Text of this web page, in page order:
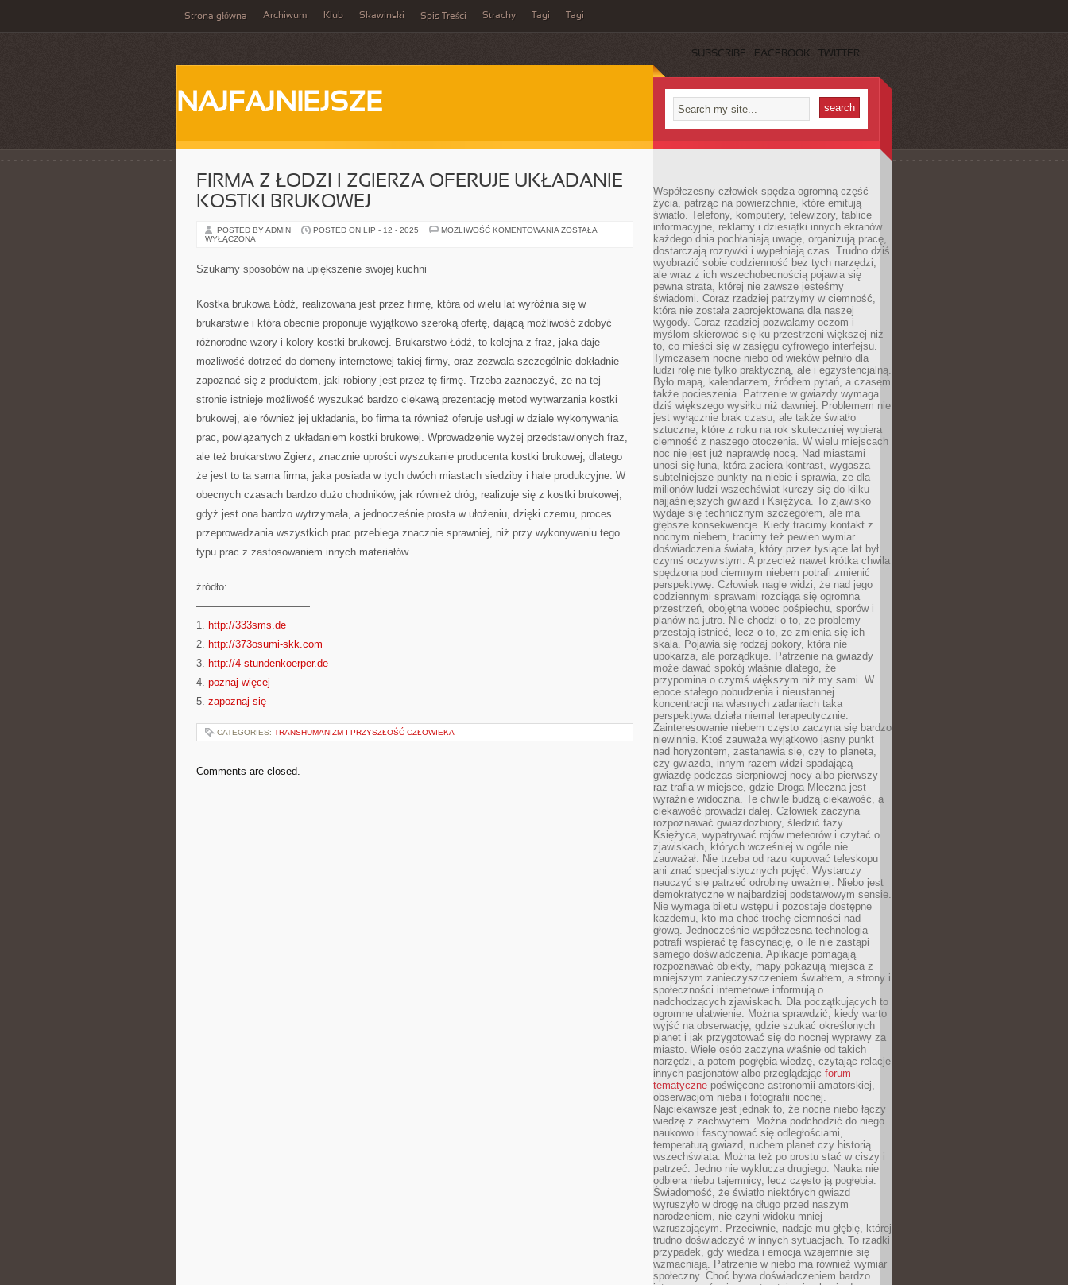
Strona główna Archiwum Klub Skawinski Spis Treści Strachy Tagi Tagi
SUBSCRIBE FACEBOOK TWITTER
NAJFAJNIEJSZE
FIRMA Z ŁODZI I ZGIERZA OFERUJE UKŁADANIE
KOSTKI BRUKOWEJ
POSTED BY ADMIN POSTED ON LIP - 12 - 2025 MOŻLIWOŚĆ KOMENTOWANIA FIRMA
BRUKOWEJ
ZOSTAŁA
WYŁĄCZONA
Szukamy sposobów na upiększenie swojej kuchni
Kostka brukowa Łódź, realizowana jest przez firmę, która od wielu lat wyróżnia się w
brukarstwie i która obecnie proponuje wyjątkowo szeroką ofertę, dającą możliwość zdobyć
różnorodne wzory i kolory kostki brukowej. Brukarstwo Łódź, to kolejna z fraz, jaka daje
możliwość dotrzeć do domeny internetowej takiej firmy, oraz zezwala szczególnie dokładnie
zapoznać się z produktem, jaki robiony jest przez tę firmę. Trzeba zaznaczyć, że na tej
stronie istnieje możliwość wyszukać bardzo ciekawą prezentację metod wytwarzania kostki
brukowej, ale również jej układania, bo firma ta również oferuje usługi w dziale wykonywania
prac, powiązanych z układaniem kostki brukowej. Wprowadzenie wyżej przedstawionych fraz,
ale też brukarstwo Zgierz, znacznie uprości wyszukanie producenta kostki brukowej, dlatego
że jest to ta sama firma, jaka posiada w tych dwóch miastach siedziby i hale produkcyjne. W
obecnych czasach bardzo dużo chodników, jak również dróg, realizuje się z kostki brukowej,
gdyż jest ona bardzo wytrzymała, a jednocześnie prosta w ułożeniu, dzięki czemu, proces
przeprowadzania wszystkich prac przebiega znacznie sprawniej, niż przy wykonywaniu tego
typu prac z zastosowaniem innych materiałów.
źródło:
———————————
1. http://333sms.de
2. http://373osumi-skk.com
3. http://4-stundenkoerper.de
4. poznaj więcej
5. zapoznaj się
CATEGORIES: TRANSHUMANIZM I PRZYSZŁOŚĆ CZŁOWIEKA
Comments are closed.
Współczesny człowiek spędza ogromną część
życia, patrząc na powierzchnie, które emitują
światło. Telefony, komputery, telewizory, tablice
informacyjne, reklamy i dziesiątki innych ekranów
każdego dnia pochłaniają uwagę, organizują pracę,
dostarczają rozrywki i wypełniają czas. Trudno dziś
wyobrazić sobie codzienność bez tych narzędzi,
ale wraz z ich wszechobecnością pojawia się
pewna strata, której nie zawsze jesteśmy
świadomi. Coraz rzadziej patrzymy w ciemność,
która nie została zaprojektowana dla naszej
wygody. Coraz rzadziej pozwalamy oczom i
myślom skierować się ku przestrzeni większej niż
to, co mieści się w zasięgu cyfrowego interfejsu.
Tymczasem nocne niebo od wieków pełniło dla
ludzi rolę nie tylko praktyczną, ale i egzystencjalną.
Było mapą, kalendarzem, źródłem pytań, a czasem
także pocieszenia. Patrzenie w gwiazdy wymaga
dziś większego wysiłku niż dawniej. Problemem nie
jest wyłącznie brak czasu, ale także światło
sztuczne, które z roku na rok skuteczniej wypiera
ciemność z naszego otoczenia. W wielu miejscach
noc nie jest już naprawdę nocą. Nad miastami
unosi się łuna, która zaciera kontrast, wygasza
subtelniejsze punkty na niebie i sprawia, że dla
milionów ludzi wszechświat kurczy się do kilku
najjaśniejszych gwiazd i Księżyca. To zjawisko
wydaje się technicznym szczegółem, ale ma
głębsze konsekwencje. Kiedy tracimy kontakt z
nocnym niebem, tracimy też pewien wymiar
doświadczenia świata, który przez tysiące lat był
czymś oczywistym. A przecież nawet krótka chwila
spędzona pod ciemnym niebem potrafi zmienić
perspektywę. Człowiek nagle widzi, że nad jego
codziennymi sprawami rozciąga się ogromna
przestrzeń, obojętna wobec pośpiechu, sporów i
planów na jutro. Nie chodzi o to, że problemy
przestają istnieć, lecz o to, że zmienia się ich
skala. Pojawia się rodzaj pokory, która nie
upokarza, ale porządkuje. Patrzenie na gwiazdy
może dawać spokój właśnie dlatego, że
przypomina o czymś większym niż my sami. W
epoce stałego pobudzenia i nieustannej
koncentracji na własnych zadaniach taka
perspektywa działa niemal terapeutycznie.
Zainteresowanie niebem często zaczyna się bardzo
niewinnie. Ktoś zauważa wyjątkowo jasny punkt
nad horyzontem, zastanawia się, czy to planeta,
czy gwiazda, innym razem widzi spadającą
gwiazdę podczas sierpniowej nocy albo pierwszy
raz trafia w miejsce, gdzie Droga Mleczna jest
wyraźnie widoczna. Te chwile budzą ciekawość, a
ciekawość prowadzi dalej. Człowiek zaczyna
rozpoznawać gwiazdozbiory, śledzić fazy
Księżyca, wypatrywać rojów meteorów i czytać o
zjawiskach, których wcześniej w ogóle nie
zauważał. Nie trzeba od razu kupować teleskopu
ani znać specjalistycznych pojęć. Wystarczy
nauczyć się patrzeć odrobinę uważniej. Niebo jest
demokratyczne w najbardziej podstawowym sensie.
Nie wymaga biletu wstępu i pozostaje dostępne
każdemu, kto ma choć trochę ciemności nad
głową. Jednocześnie współczesna technologia
potrafi wspierać tę fascynację, o ile nie zastąpi
samego doświadczenia. Aplikacje pomagają
rozpoznawać obiekty, mapy pokazują miejsca z
mniejszym zanieczyszczeniem światłem, a strony i
społeczności internetowe informują o
nadchodzących zjawiskach. Dla początkujących to
ogromne ułatwienie. Można sprawdzić, kiedy warto
wyjść na obserwację, gdzie szukać określonych
planet i jak przygotować się do nocnej wyprawy za
miasto. Wiele osób zaczyna właśnie od takich
narzędzi, a potem pogłębia wiedzę, czytając relacje
innych pasjonatów albo przeglądając forum
tematyczne poświęcone astronomii amatorskiej,
obserwacjom nieba i fotografii nocnej.
Najciekawsze jest jednak to, że nocne niebo łączy
wiedzę z zachwytem. Można podchodzić do niego
naukowo i fascynować się odległościami,
temperaturą gwiazd, ruchem planet czy historią
wszechświata. Można też po prostu stać w ciszy i
patrzeć. Jedno nie wyklucza drugiego. Nauka nie
odbiera niebu tajemnicy, lecz często ją pogłębia.
Świadomość, że światło niektórych gwiazd
wyruszyło w drogę na długo przed naszym
narodzeniem, nie czyni widoku mniej
wzruszającym. Przeciwnie, nadaje mu głębię, której
trudno doświadczyć w innych sytuacjach. To rzadki
przypadek, gdy wiedza i emocja wzajemnie się
wzmacniają. Patrzenie w niebo ma również wymiar
społeczny. Choć bywa doświadczeniem bardzo